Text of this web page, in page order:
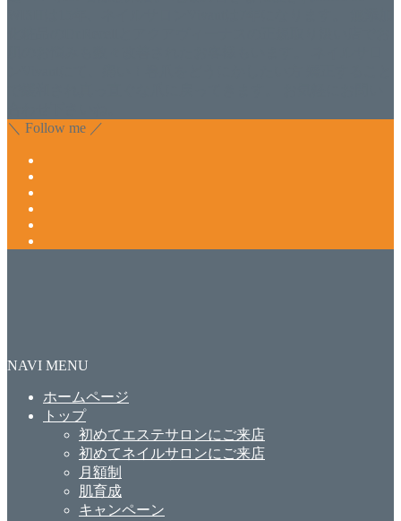
＼ Follow me ／
NAVI MENU
ホームページ
トップ
初めてエステサロンにご来店
初めてネイルサロンにご来店
月額制
肌育成
キャンペーン